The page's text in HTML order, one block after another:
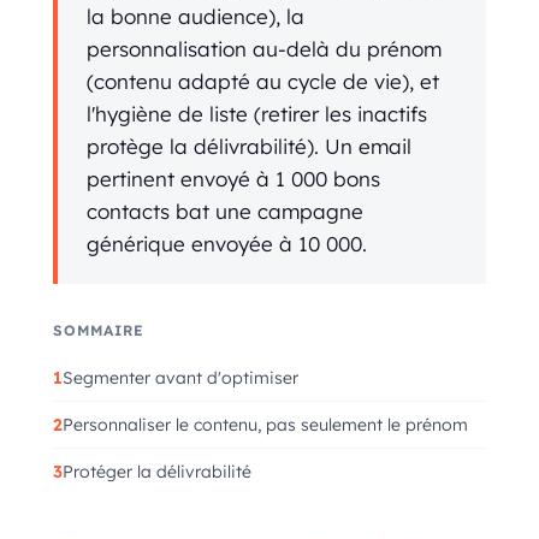
la bonne audience), la
personnalisation au-delà du prénom
(contenu adapté au cycle de vie), et
l'hygiène de liste (retirer les inactifs
protège la délivrabilité). Un email
pertinent envoyé à 1 000 bons
contacts bat une campagne
générique envoyée à 10 000.
SOMMAIRE
Segmenter avant d'optimiser
Personnaliser le contenu, pas seulement le prénom
Protéger la délivrabilité